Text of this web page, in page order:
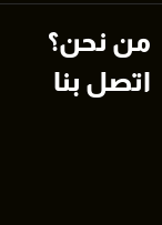
من نحن؟
اتصل بنا